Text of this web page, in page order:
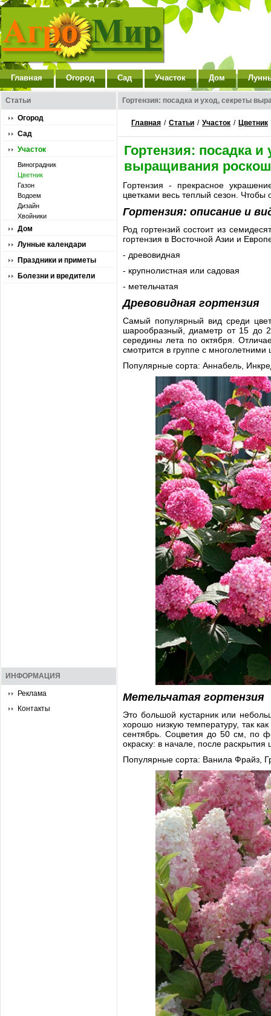
Главная Огород Сад Участок Дом
Статьи
Огород
Сад
Участок
Виноградник
Цветник
Газон
Водоем
Дизайн
Хвойники
Дом
Лунные календари
Праздники и приметы
Болезни и вредители
ИНФОРМАЦИЯ
Реклама
Контакты
Гортензия: посадка и уход, секреты
Главная / Статьи / Участок / Цветник
Гортензия: посадка и
выращивания
Гортензия - прекрасное
цветками весь теплый сезон.
Гортензия: описание и
Род гортензий состоит из
гортензия в Восточной Азии и
- древовидная
- крупнолистная или садовая
- метельчатая
Древовидная гортензия
Самый популярный вид среди
шарообразный, диаметр от 15 до
середины лета по октября.
смотрится в группе с многолетними
Популярные сорта: Аннабель,
Метельчатая гортензия
Это большой кустарник или
хорошо низкую температуру, так
сентябрь. Соцветия до 50 см, по
окраску: в начале, после раскрытия
Популярные сорта: Ванила Фрайз,